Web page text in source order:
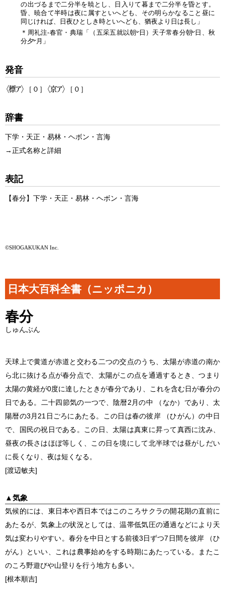
の出づるまで二分半を暁とし、日入りて暮まで二分半を昏とす。
昏、暁合て半時は夜に属すといへども、その明らかなること昼に
同じければ、日夜ひとしき時といへども、猶夜より日は長し」
＊周礼注‐春官・典瑞「（五采五就以朝 日）天子常春分朝 日、秋
分夕 月」
発音
［０］ ［０］
辞書
下学・天正・易林・ヘボン・言海
→正式名称と詳細
表記
【春分】 下学 ・ 天正 ・ 易林 ・ ヘボン ・ 言海
©SHOGAKUKAN Inc.
日本大百科全書（ニッポニカ）
春分
しゅんぶん
天球上で黄道が赤道と交わる二つの交点のうち、太陽が赤道の南か
ら北に抜ける点が春分点で、太陽がこの点を通過するとき、つまり
太陽の黄経が0度に達したときが春分であり、これを含む日が春分の
日である。二十四節気の一つで、陰暦2月の中 （なか）であり、太
陽暦の3月21日ごろにあたる。この日は春の彼岸 （ひがん）の中日
で、国民の祝日である。この日、太陽は真東に昇って真西に沈み、
昼夜の長さはほぼ等しく、この日を境にして北半球では昼がしだい
に長くなり、夜は短くなる。
[渡辺敏夫]
▲気象
気候的には、東日本や西日本ではこのころサクラの開花期の直前に
あたるが、気象上の状況としては、温帯低気圧の通過などにより天
気は変わりやすい。春分を中日とする前後3日ずつ7日間を彼岸 （ひ
がん）といい、これは農事始めをする時期にあたっている。またこ
のころ野遊びや山登りを行う地方も多い。
[根本順吉]